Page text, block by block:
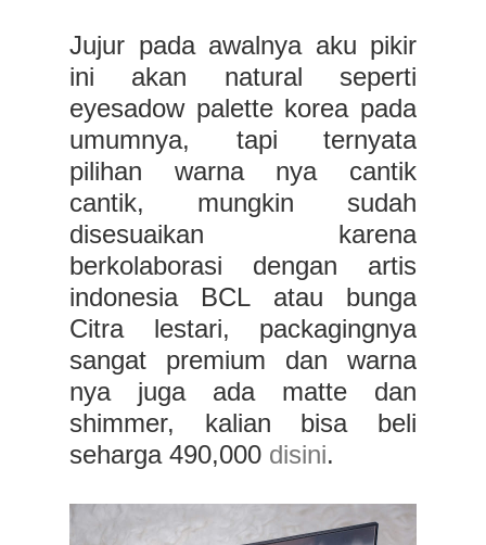
Jujur pada awalnya aku pikir
ini akan natural seperti
eyesadow palette korea pada
umumnya, tapi ternyata
pilihan warna nya cantik
cantik, mungkin sudah
disesuaikan karena
berkolaborasi dengan artis
indonesia BCL atau bunga
Citra lestari, packagingnya
sangat premium dan warna
nya juga ada matte dan
shimmer, kalian bisa beli
seharga 490,000 disini.